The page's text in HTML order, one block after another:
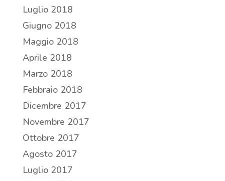
Luglio 2018
Giugno 2018
Maggio 2018
Aprile 2018
Marzo 2018
Febbraio 2018
Dicembre 2017
Novembre 2017
Ottobre 2017
Agosto 2017
Luglio 2017